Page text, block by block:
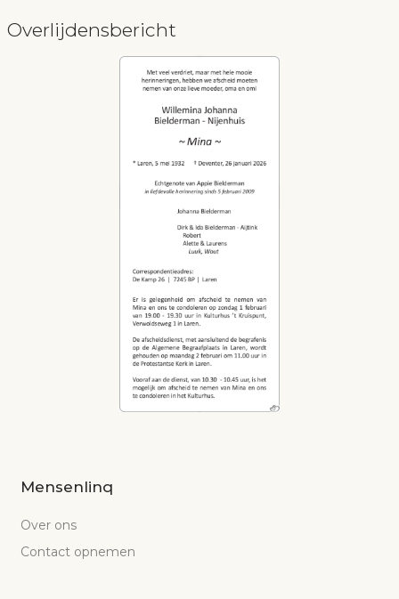
Overlijdensbericht
Mensenlinq
Over ons
Contact opnemen